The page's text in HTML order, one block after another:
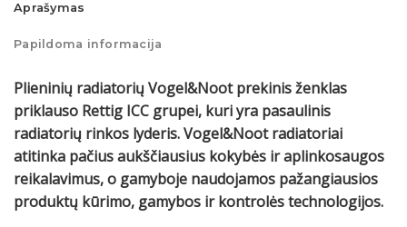
Aprašymas
Papildoma informacija
Plieninių radiatorių Vogel&Noot prekinis ženklas
priklauso Rettig ICC grupei, kuri yra pasaulinis
radiatorių rinkos lyderis. Vogel&Noot radiatoriai
atitinka pačius aukščiausius kokybės ir aplinkosaugos
reikalavimus, o gamyboje naudojamos pažangiausios
produktų kūrimo, gamybos ir kontrolės technologijos.